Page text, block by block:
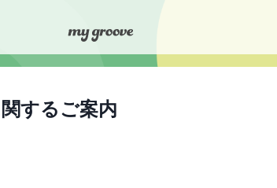
するご案内